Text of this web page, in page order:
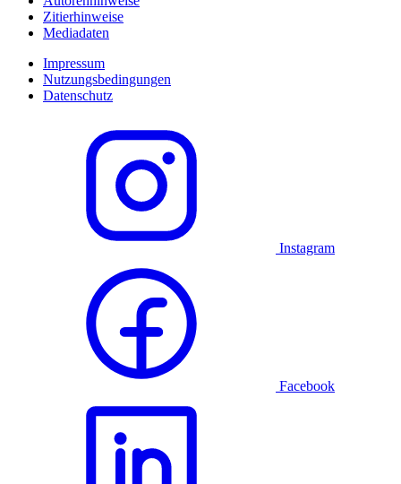
Zitierhinweise
Mediadaten
Impressum
Nutzungsbedingungen
Datenschutz
Instagram
Facebook